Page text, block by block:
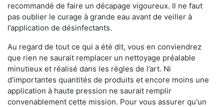
recommandé de faire un décapage vigoureux. Il ne faut
pas oublier le curage à grande eau avant de veiller à
l’application de désinfectants.
Au regard de tout ce qui a été dit, vous en conviendrez
que rien ne saurait remplacer un nettoyage préalable
minutieux et réalisé dans les règles de l’art. Ni
d’importantes quantités de produits et encore moins une
application à haute pression ne saurait remplir
convenablement cette mission. Pour vous assurer qu'un